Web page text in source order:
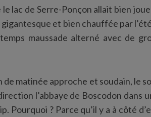
lac de Serre-Ponçon allait bien
gigantesque et bien chauffée par
maussade alterné avec de
de matinée approche et soudain, le
l’abbaye de Boscodon dans
Pourquoi ? Parce qu’il y a à côté